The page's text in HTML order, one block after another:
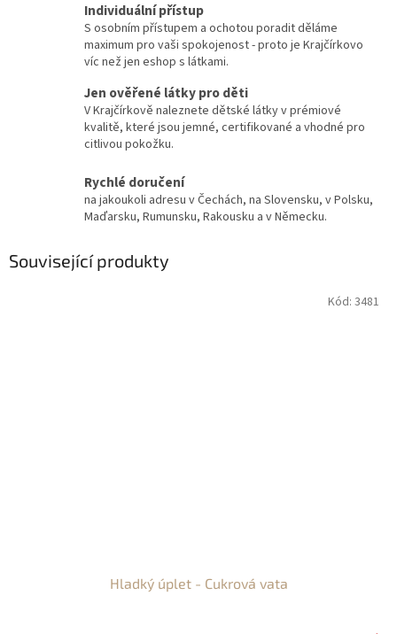
Individuální přístup
S osobním přístupem a ochotou poradit děláme
maximum pro vaši spokojenost - proto je Krajčírkovo
víc než jen eshop s látkami.
Jen ověřené látky pro děti
V Krajčírkově naleznete dětské látky v prémiové
kvalitě, které jsou jemné, certifikované a vhodné pro
citlivou pokožku.
Rychlé doručení
na jakoukoli adresu v Čechách, na Slovensku, v Polsku,
Maďarsku, Rumunsku, Rakousku a v Německu.
Související produkty
Hladký úplet - Cukrová vata
Kód: 3481